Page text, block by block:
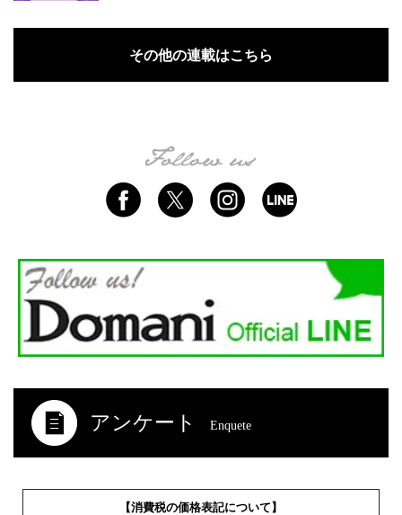
その他の連載はこちら
アンケート Enquete
【消費税の価格表記について】